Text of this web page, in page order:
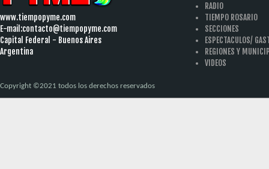
www.tiempopyme.com
E-mail:contacto@tiempopyme.com
Capital Federal - Buenos Aires
Argentina
RADIO
TIEMPO ROSARIO
SECCIONES
ESPECTACULOS/
REGIONES Y
VIDEOS
Copyright ©2021 todos los derechos reservados